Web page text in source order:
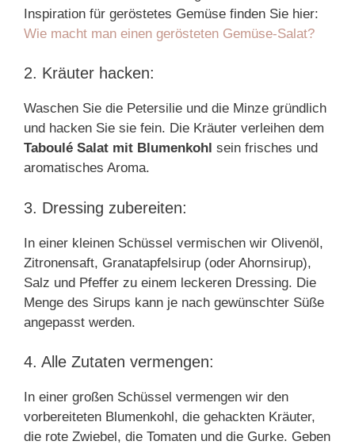
Inspiration für geröstetes Gemüse finden Sie hier:
Wie macht man einen gerösteten Gemüse-Salat?
2. Kräuter hacken:
Waschen Sie die Petersilie und die Minze gründlich
und hacken Sie sie fein. Die Kräuter verleihen dem
Taboulé Salat mit Blumenkohl sein frisches und
aromatisches Aroma.
3. Dressing zubereiten:
In einer kleinen Schüssel vermischen wir Olivenöl,
Zitronensaft, Granatapfelsirup (oder Ahornsirup),
Salz und Pfeffer zu einem leckeren Dressing. Die
Menge des Sirups kann je nach gewünschter Süße
angepasst werden.
4. Alle Zutaten vermengen:
In einer großen Schüssel vermengen wir den
vorbereiteten Blumenkohl, die gehackten Kräuter,
die rote Zwiebel, die Tomaten und die Gurke. Geben